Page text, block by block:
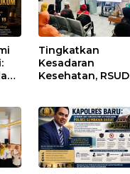
Tingkatkan
Kesadaran
Kesehatan, RSUD
Diabetes Melitus
pada Lansia